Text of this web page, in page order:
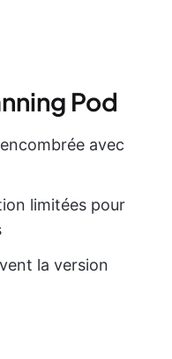
Pod
avec
limitées pour
la version